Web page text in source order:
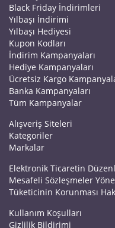
Black Friday İndirimleri
Yılbaşı İndirimi
Yılbaşı Hediyesi
Kupon Kodları
İndirim Kampanyaları
Hediye Kampanyaları
Ücretsiz Kargo
Banka Kampanyaları
Tüm Kampanyalar
Alışveriş Siteleri
Kategoriler
Markalar
Elektronik Ticaretin
Mesafeli Sözleşmeler
Tüketicinin Korunması
Kullanım Koşulları
Gizlilik Bildirimi